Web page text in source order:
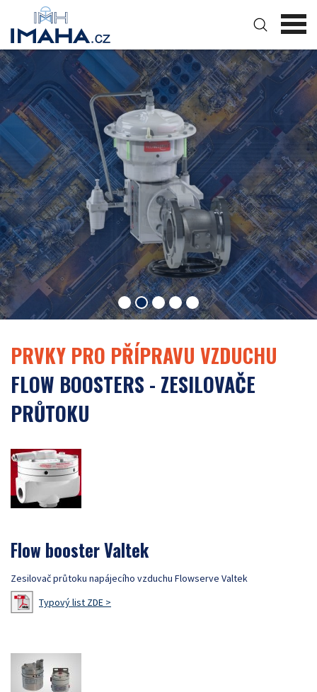
PRVKY PRO PŘÍPRAVU VZDUCHU
FLOW BOOSTERS - ZESILOVAČE
PRŮTOKU
Flow booster Valtek
Zesilovač průtoku napájecího vzduchu Flowserve Valtek
Typový list ZDE >